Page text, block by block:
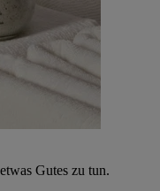
Gutes zu tun.